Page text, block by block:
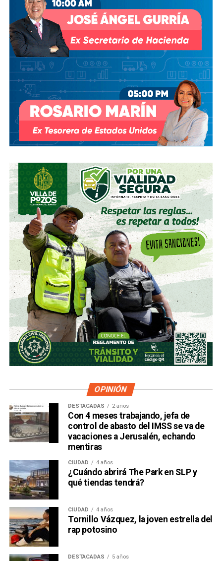
OPINIÓN
DESTACADAS 2 años
Con 4 meses trabajando, jefa de
control de abasto del IMSS se va de
vacaciones a Jerusalén, echando
mentiras
CIUDAD 4 años
¿Cuándo abrirá The Park en SLP y
qué tiendas tendrá?
CIUDAD 4 años
Tornillo Vázquez, la joven estrella del
rap potosino
DESTACADAS 5 años